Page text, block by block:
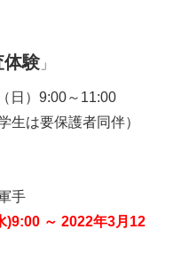
体験 」
日）9:00～11:00
生は要保護者同伴）
手
)9:00 ～ 2022年3月12